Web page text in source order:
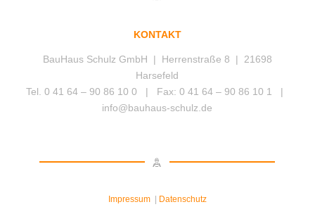
KONTAKT
BauHaus Schulz GmbH | Herrenstraße 8 | 21698
Harsefeld
Tel. 0 41 64 – 90 86 10 0 | Fax: 0 41 64 – 90 86 10 1 |
info@bauhaus-schulz.de
Impressum| Datenschutz